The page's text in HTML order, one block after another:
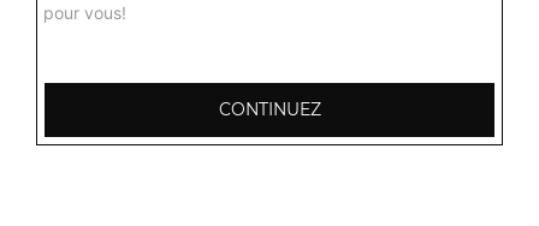
pour vous!
CONTINUEZ